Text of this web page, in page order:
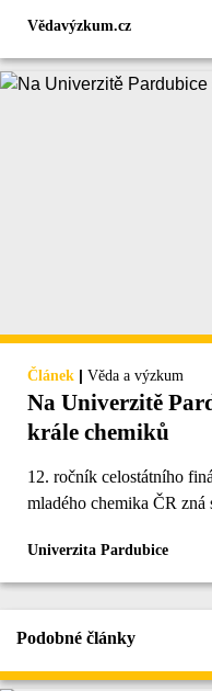
Vědavýzkum.cz
Článek | Věda a výzkum
Na Univerzitě
krále chemiků
12. ročník celostátního
mladého chemika ČR zná
Univerzita Pardubice
Podobné články